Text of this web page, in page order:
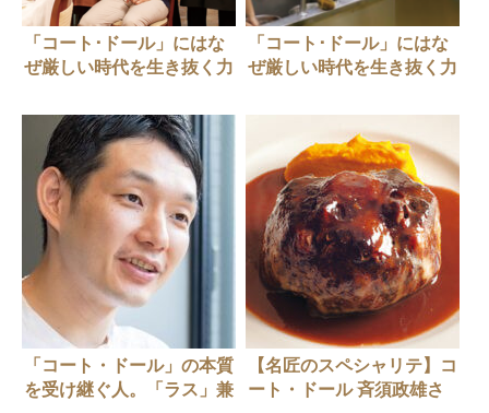
「コート･ドール」にはな
ぜ厳しい時代を生き抜く力
「コート･ドール」にはな
ぜ厳しい時代を生き抜く力
「コート・ドール」の本質
を受け継ぐ人。「ラス」兼
【名匠のスペシャリテ】コ
ート・ドール 斉須政雄さ